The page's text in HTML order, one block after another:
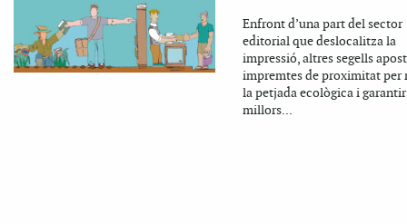
Enfront d’una part del sector
editorial que deslocalitza la
impressió, altres segells
impremtes de proximitat per
la petjada ecològica i garantir
millors...